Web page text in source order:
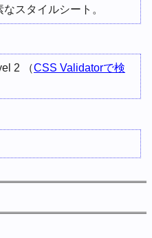
スタイルシート。
2 （CSS Validatorで検